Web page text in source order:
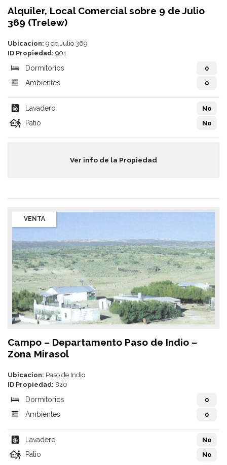
Alquiler, Local Comercial sobre 9 de Julio
369 (Trelew)
Ubicacion: 9 de Julio 369
ID Propiedad: 901
Dormitorios 0
Ambientes 0
Lavadero No
Patio No
Ver info de la Propiedad
VENTA
Campo – Departamento Paso de Indio –
Zona Mirasol
Ubicacion: Paso de Indio
ID Propiedad: 820
Dormitorios 0
Ambientes 0
Lavadero No
Patio No